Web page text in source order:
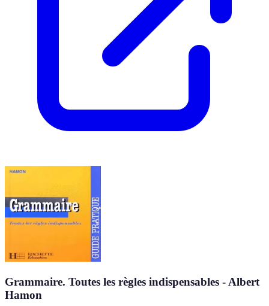
Grammaire. Toutes les règles indispensables - Albert
Hamon